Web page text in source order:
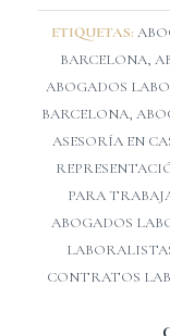
ETIQUETAS:
BARCELONA,
ABOGADOS
BARCELONA,
ASESORÍA EN
PARA
ABOGADOS
CONTRATOS